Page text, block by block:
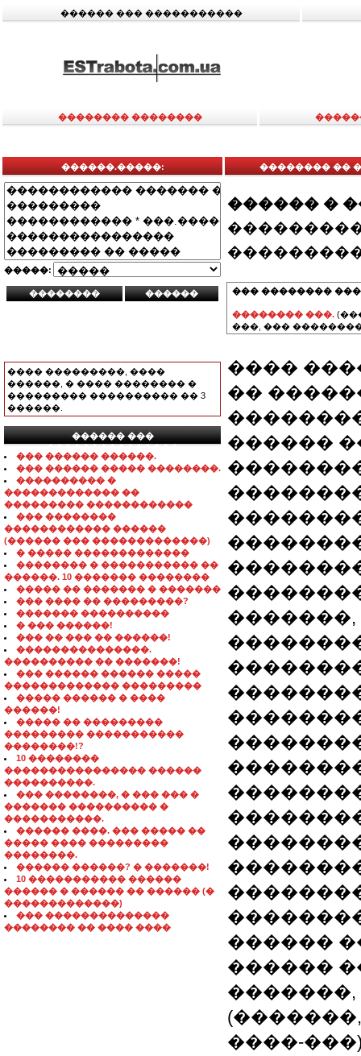
������ ��� �����������
�������� ��������
������.�����:
�����:
���� ���������, ����
������, � ���� �������� �
��������� ���������� �� 3
������.
������ ���
���������������
��� ������ ������.
��� ������ ����� ��������.
���������� �
������������� ��
��������� ������������
��� ��������
������������ ������
(������ ��� �������������)
� ����� �������������
�������� � ����������� ��
������. 10 ������� ��������
����� �� ������� � �������
��� ���� �� ���������?
������� ����������
� ��� ������!
��� �� ��� �� ������!
���������������.
���������� �� �������!
��� ������ ������ �����
������������� ���������
����� ������ � ����
������!
����� �� ���������
��������� �����������
��������!?
10 ��������
���������������� ������
����������.
��� ��������, � ��� ��� �
������� ���������� �
�����������.
������ ����. ��� ����� ��
����� ���� ���������
��������.
������ ������? � �������!
10 ����������� ������
������ � ������ �� ������ (�
�������������)
��� ��������������
�������� �� ���� ����
�������� ��
������ �
��� ��������
�������� ���.
���, ���
����
��
������
�������,
������
������
����-